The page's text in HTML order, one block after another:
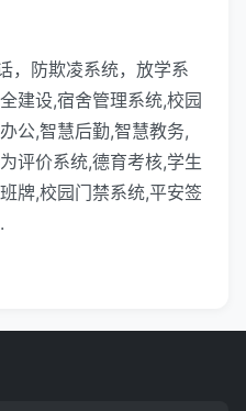
，防欺凌系统，放学系
建设,宿舍管理系统,校园
公,智慧后勤,智慧教务,
评价系统,德育考核,学生
牌,校园门禁系统,平安签